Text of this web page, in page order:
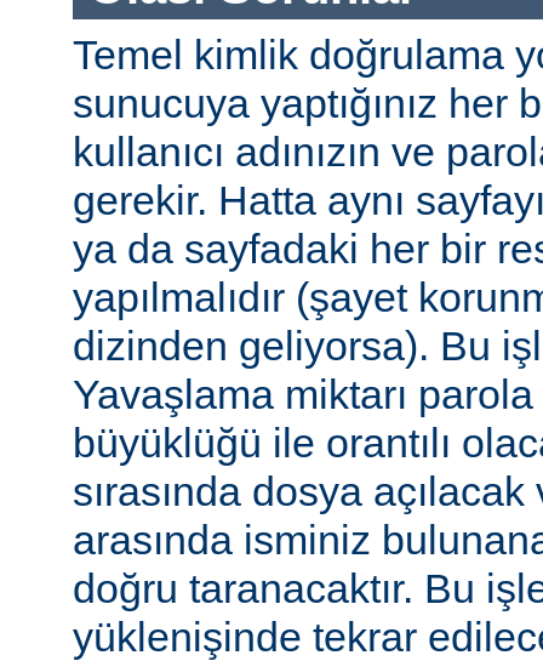
Temel kimlik doğrulama
sunucuya yaptığınız her
kullanıcı adınızın ve
gerekir. Hatta aynı
ya da sayfadaki her bir
yapılmalıdır (şayet
dizinden geliyorsa). Bu
Yavaşlama miktarı parola
büyüklüğü ile orantılı
sırasında dosya açılacak
arasında isminiz
doğru taranacaktır. Bu
yüklenişinde tekrar